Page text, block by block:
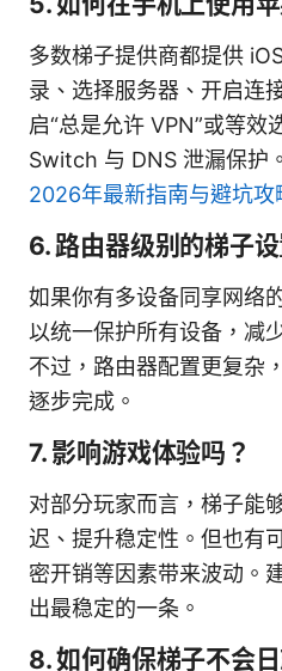
多数梯子提供商都提供
录、选择服务器、开启连
启“总是允许 VPN”或等效
Switch 与 DNS 泄漏保护
2026年最新指南与避坑攻
6. 路由器级别的梯子
如果你有多设备同享网络
以统一保护所有设备，减
不过，路由器配置更复杂
逐步完成。
7. 影响游戏体验吗？
对部分玩家而言，梯子能
迟、提升稳定性。但也有
密开销等因素带来波动。
出最稳定的一条。
8. 如何确保梯子不会